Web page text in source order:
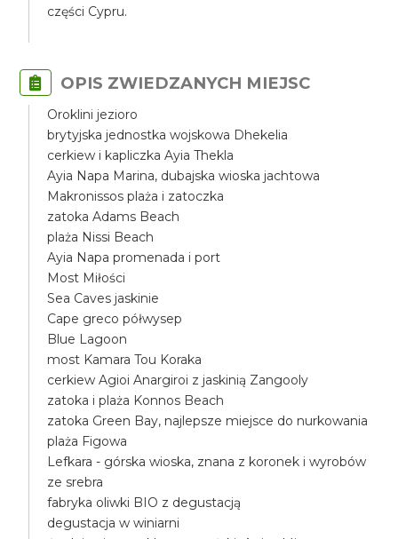
części Cypru.
OPIS ZWIEDZANYCH MIEJSC
Oroklini jezioro
brytyjska jednostka wojskowa Dhekelia
cerkiew i kapliczka Ayia Thekla
Ayia Napa Marina, dubajska wioska jachtowa
Makronissos plaża i zatoczka
zatoka Adams Beach
plaża Nissi Beach
Ayia Napa promenada i port
Most Miłości
Sea Caves jaskinie
Cape greco półwysep
Blue Lagoon
most Kamara Tou Koraka
cerkiew Agioi Anargiroi z jaskinią Zangooly
zatoka i plaża Konnos Beach
zatoka Green Bay, najlepsze miejsce do nurkowania
plaża Figowa
Lefkara - górska wioska, znana z koronek i wyrobów
ze srebra
fabryka oliwki BIO z degustacją
degustacja w winiarni